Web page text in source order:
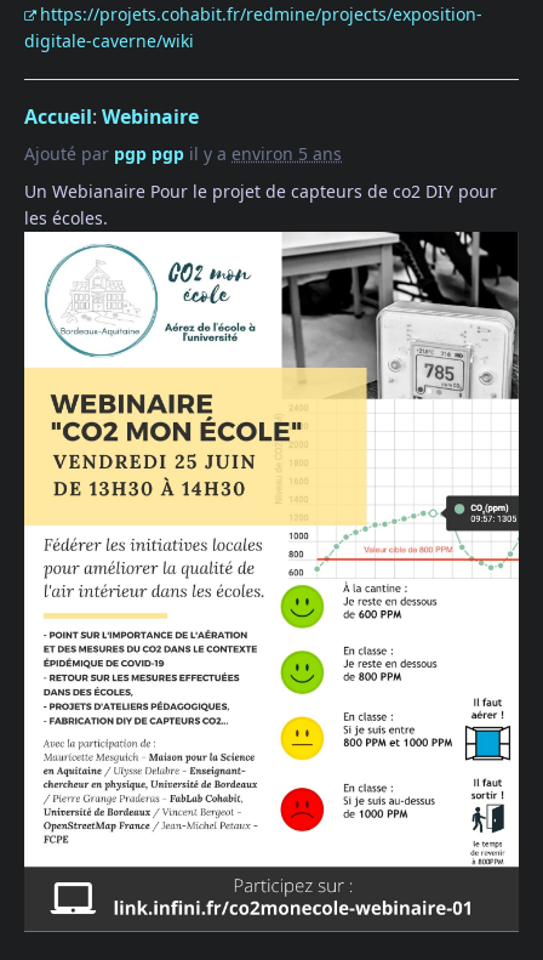
https://projets.cohabit.fr/redmine/projects/exposition-
digitale-caverne/wiki
Accueil: Webinaire
Ajouté par pgp pgp il y a environ 5 ans
Un Webianaire Pour le projet de capteurs de co2 DIY pour
les écoles.